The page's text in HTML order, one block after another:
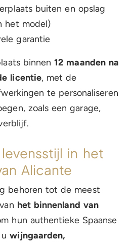
buiten en opslag
het model)
garantie
binnen12 maanden na
licentie, met de
te personaliseren
zoals een garage,
in het
Alicante
behoren tot de meest
het binnenland van
hun authentieke Spaanse
uwijngaarden,